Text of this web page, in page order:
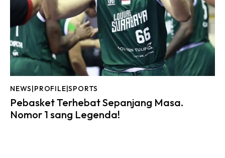
NEWS|PROFILE|SPORTS
Pebasket Terhebat Sepanjang Masa.
Nomor 1 sang Legenda!